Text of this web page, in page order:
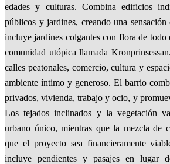
edades y culturas. Combina edificios
públicos y jardines, creando una
incluye jardines colgantes con flora de todo
comunidad utópica llamada
calles peatonales, comercio, cultura y
ambiente íntimo y generoso. El barrio
privados, vivienda, trabajo y ocio, y
Los tejados inclinados y la vegetación
urbano único, mientras que la mezcla de
que el proyecto sea financieramente
incluye pendientes y pasajes en lugar